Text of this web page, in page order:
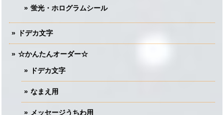
蛍光・ホログラムシール
ドデカ文字
☆かんたんオーダー☆
ドデカ文字
なまえ用
メッセージうちわ用